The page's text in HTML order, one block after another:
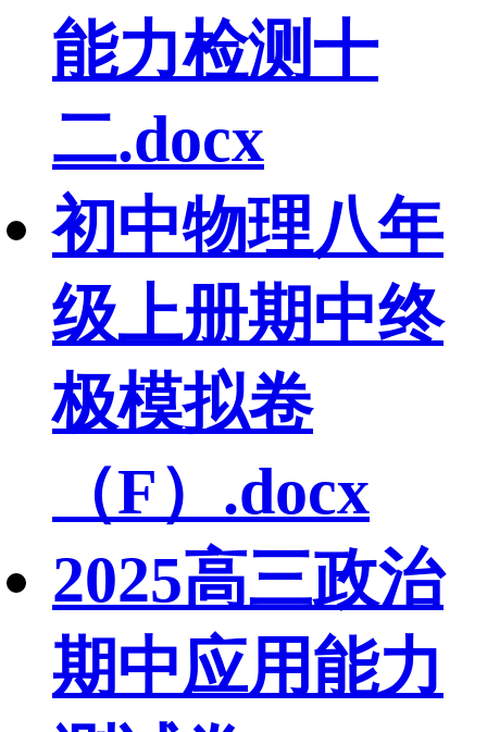
能力检测十
二.docx
初中物理八年
级上册期中终
极模拟卷
（F）.docx
2025高三政治
期中应用能力